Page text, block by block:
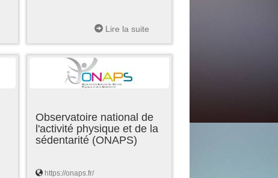
Lire la suite
Observatoire national de
l'activité physique et de la
sédentarité (ONAPS)
https://onaps.fr/